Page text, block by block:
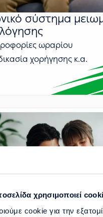
χρησιμοποιεί
cookie για την
σύστημα
ωραρίου
χορήγησης κ.α.
περισσότερα